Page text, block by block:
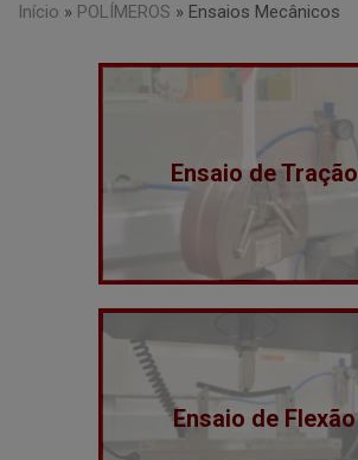
Início » POLÍMEROS » Ensaios Mecânicos
Ensaio de Tração
Ensaio de Flexão